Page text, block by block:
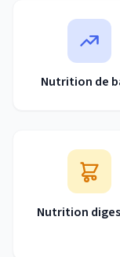
Nutrition de
Nutrition